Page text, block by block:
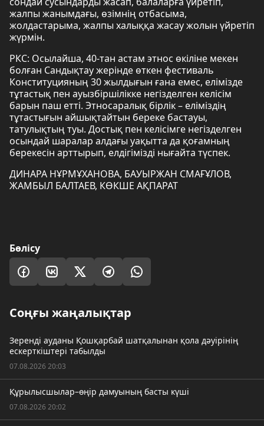
жалпы жанымдағы, өзімнің отбасыма,
жолдастарыма, жалпы халыққа жасау жолын үйретіп
жүрмін.
РКС: Осылайша, 40-тан астам этнос өкіліне мекен
болған Сандықтау жерінде өткен фестиваль
Конституцияның 30 жылдығын ғана емес, елімізде
тұтастық пен ауызбіршілікке негізделген келісім
барын паш етті. Этносаралық бірлік – еліміздің
тұтастығын айшықтайтын береке бастауы,
татулықтың туы. Достық пен келісімге негізделген
осындай шаралар алдағы уақытта да қоғамның
берекесін арттырып, елдігімізді нығайта түспек.
ДИНАРА НҰРМҰХАНОВА, БАУЫРЖАН СМАҒҰЛОВ,
ЖАМБЫЛ БАЛТАЕВ, КӨКШЕ АҚПАРАТ
Бөлісу
Соңғы жаңалықтар
Зеренді ауданы Қошқарбай шатқалынан қола дәуірінің
ескерткіштері табылды
07.08.2026 20:03
Құрылысшылар–өңір дамуының басты күші
07.08.2026 20:02